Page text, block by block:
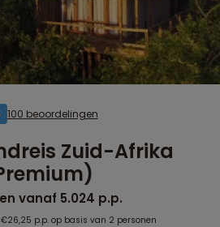
100 beoordelingen
Zuid-Afrika
vanaf 5.024 p.p.
p.p. op basis van 2 personen